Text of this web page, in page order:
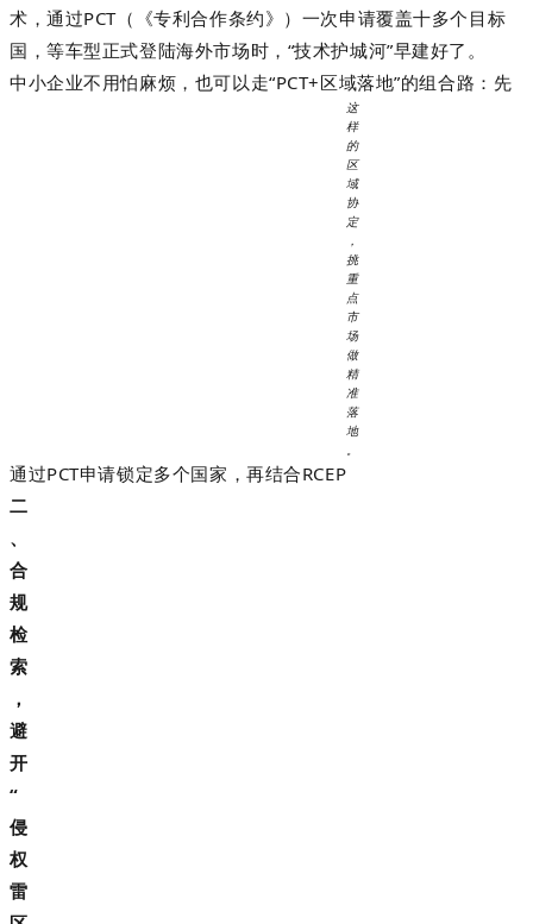
术，通过PCT（《专利合作条约》）一次申请覆盖十多个目标
国，等车型正式登陆海外市场时，“技术护城河”早建好了。
中小企业不用怕麻烦，也可以走“PCT+区域落地”的组合路：先
通过PCT申请锁定多个国家，再结合RCEP
这
样
的
区
域
协
定
，
挑
重
点
市
场
做
精
准
落
地
。
二
、
合
规
检
索
，
避
开
“
侵
权
雷